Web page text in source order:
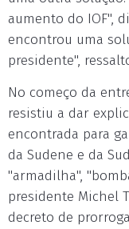
aumento do IOF",
encontrou uma
presidente",
No começo da
resistiu a dar
encontrada para
da Sudene e da
"armadilha",
presidente Michel
decreto de